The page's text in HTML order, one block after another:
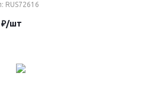
: RUS72616
₽/шт